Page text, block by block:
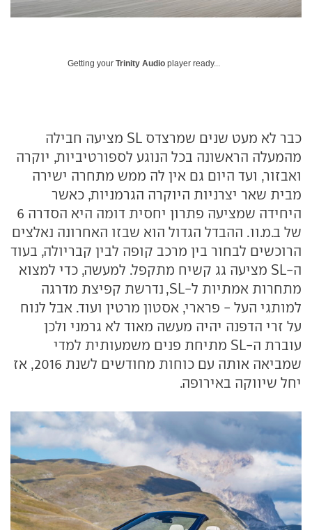
Getting your Trinity Audio player ready...
כבר לא מעט שנים שמרצדס SL מציעה חבילה
מהמעלה הראשונה בכל הנוגע לספורטיביות, יוקרה
ואבזור, ועד היום גם אין לה ממש מתחרה ישירה
מבית שאר יצרניות היוקרה הגרמניות, כאשר
היחידה שמציעה פתרון יחסית דומה היא הסדרה 6
של ב.מ.וו. ההבדל הגדול הוא שבזו האחרונה נאלצים
הרוכשים לבחור בין מרכב קופה לבין קבריולה, בעוד
ה-SL מציעה גג קשיח מתקפל. למעשה, כדי למצוא
מתחרות אמתיות ל-SL, נדרשת קפיצת מדרגה
למותגי העל - פרארי, אסטון מרטין ועוד. אבל לנוח
על זרי הדפנה יהיה מעשה מאוד לא גרמני ולכן
עוברת ה-SL מתיחת פנים משמעותית למדי
שמביאה אותה עם כוחות מחודשים לשנת 2016, אז
יחל שיווקה באירופה.